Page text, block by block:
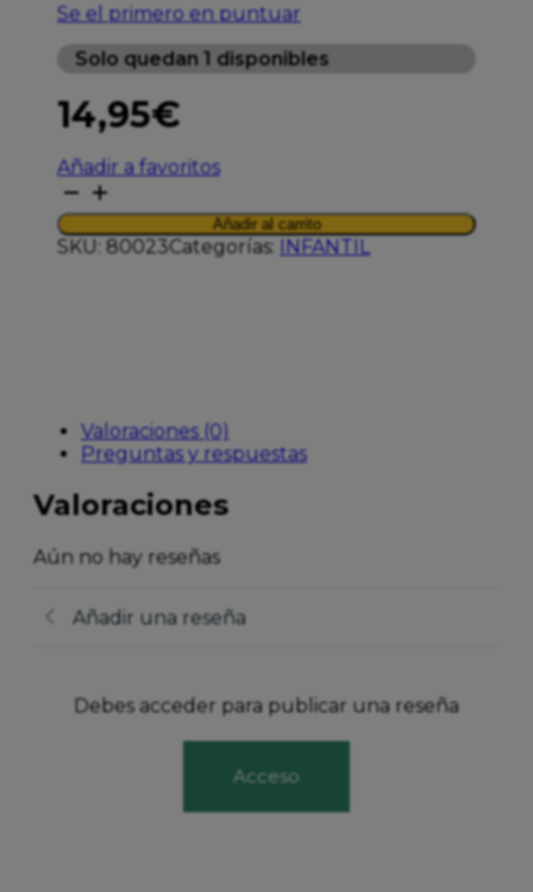
Se el primero en puntuar
Solo quedan 1 disponibles
14,95€
Añadir a favoritos
TUTETE
PACK
DELANTAL
INFANTIL
Añadir al carrito
SKU: 80023Categorías: INFANTIL
Valoraciones (0)
Preguntas y respuestas
Valoraciones
Aún no hay reseñas
Añadir una reseña
Debes acceder para publicar una reseña
Acceso